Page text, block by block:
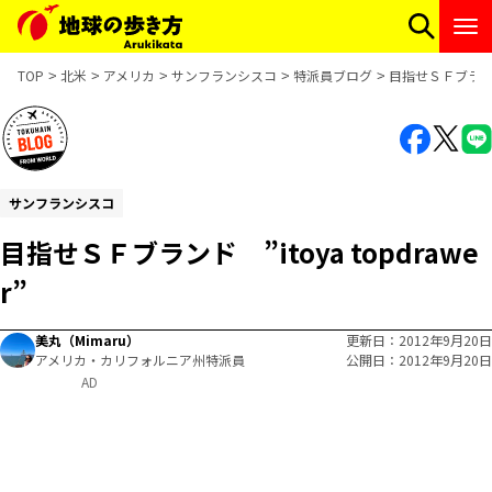
TOP 北米 アメリカ サンフランシスコ 特派員ブログ 目指せＳＦブ
サンフランシスコ
目指せＳＦブランド ”itoya topdrawe
r”
美丸（Mimaru）
アメリカ・カリフォルニア州特派員
更新日
2012年9月20日
公開日
2012年9月20日
AD